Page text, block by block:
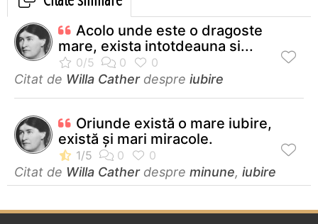
Acolo unde este o dragoste
mare, exista intotdeauna si...
Citat de Willa Catherdespre iubire
Oriunde există o mare iubire,
există şi mari miracole.
Citat de Willa Catherdespre minune, iubire